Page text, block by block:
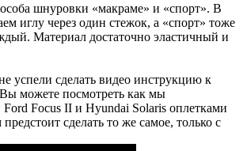
шнуровки «макраме» и «спорт». В
иглу через один стежок, а «спорт» тоже
Материал достаточно эластичный и
успели сделать видео инструкцию к
можете посмотреть как мы
Ford Focus II и Hyundai Solaris оплетками
сделать то же самое, только с